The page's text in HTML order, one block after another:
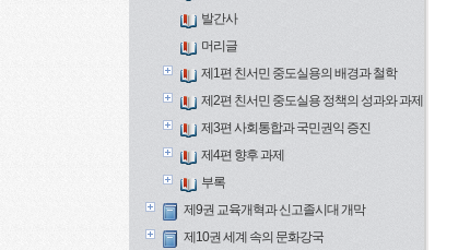
발간사
머리글
제1편 친서민 중도실용의 배경과 철학
제2편 친서민 중도실용 정책의 성과와 과제
제3편 사회통합과 국민권익 증진
제4편 향후 과제
부록
제9권 교육개혁과 신고졸시대 개막
제10권 세계 속의 문화강국